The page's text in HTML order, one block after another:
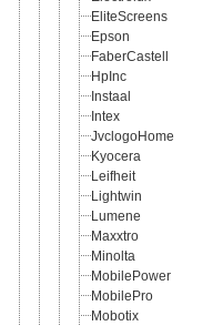
EliteScreens
Epson
FaberCastell
HpInc
Instaal
Intex
JvclogoHome
Kyocera
Leifheit
Lightwin
Lumene
Maxxtro
Minolta
MobilePower
MobilePro
Mobotix